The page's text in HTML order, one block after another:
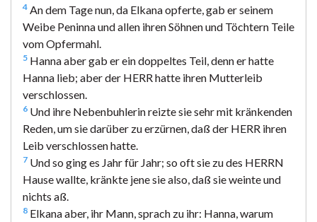
4 An dem Tage nun, da Elkana opferte, gab er seinem
Weibe Peninna und allen ihren Söhnen und Töchtern Teile
vom Opfermahl.
5 Hanna aber gab er ein doppeltes Teil, denn er hatte
Hanna lieb; aber der HERR hatte ihren Mutterleib
verschlossen.
6 Und ihre Nebenbuhlerin reizte sie sehr mit kränkenden
Reden, um sie darüber zu erzürnen, daß der HERR ihren
Leib verschlossen hatte.
7 Und so ging es Jahr für Jahr; so oft sie zu des HERRN
Hause wallte, kränkte jene sie also, daß sie weinte und
nichts aß.
8 Elkana aber, ihr Mann, sprach zu ihr: Hanna, warum